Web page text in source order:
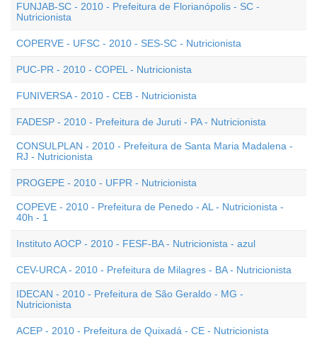
FUNJAB-SC - 2010 - Prefeitura de Florianópolis - SC -
Nutricionista
COPERVE - UFSC - 2010 - SES-SC - Nutricionista
PUC-PR - 2010 - COPEL - Nutricionista
FUNIVERSA - 2010 - CEB - Nutricionista
FADESP - 2010 - Prefeitura de Juruti - PA - Nutricionista
CONSULPLAN - 2010 - Prefeitura de Santa Maria Madalena -
RJ - Nutricionista
PROGEPE - 2010 - UFPR - Nutricionista
COPEVE - 2010 - Prefeitura de Penedo - AL - Nutricionista -
40h - 1
Instituto AOCP - 2010 - FESF-BA - Nutricionista - azul
CEV-URCA - 2010 - Prefeitura de Milagres - BA - Nutricionista
IDECAN - 2010 - Prefeitura de São Geraldo - MG -
Nutricionista
ACEP - 2010 - Prefeitura de Quixadá - CE - Nutricionista